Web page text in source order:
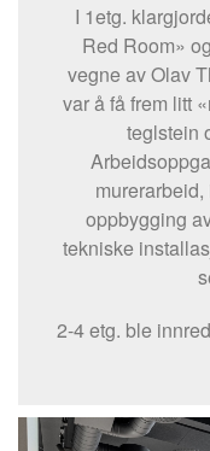
I 1etg.
Red Room»
vegne av Olav
var å få frem litt
teglstein
oppbygging
tekniske
2-4 etg. ble